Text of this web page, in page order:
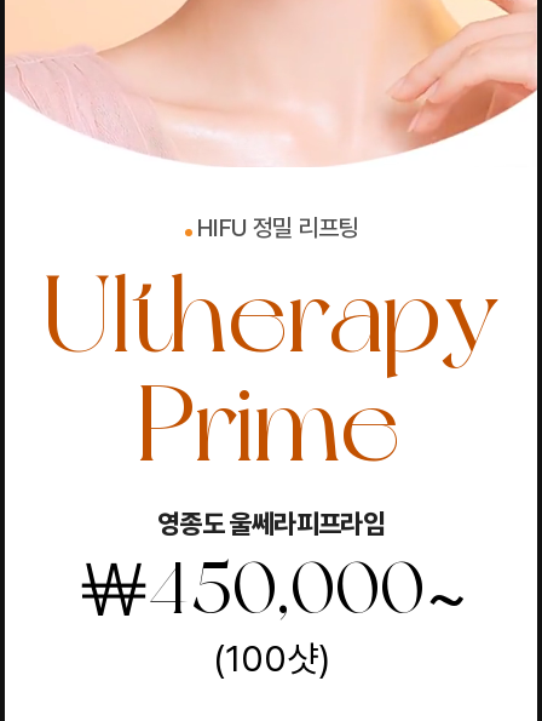
HIFU 정밀 리프팅
Ultherapy
Prime
영종도 울쎄라피프라임
￦450,000~
(100샷)